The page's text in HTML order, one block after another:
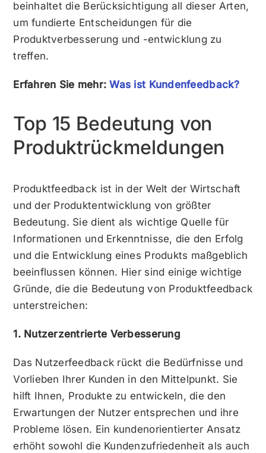
beinhaltet die Berücksichtigung all dieser Arten,
um fundierte Entscheidungen für die
Produktverbesserung und -entwicklung zu
treffen.
Erfahren Sie mehr:Was ist Kundenfeedback?
Top 15 Bedeutung von
Produktrückmeldungen
Produktfeedback ist in der Welt der Wirtschaft
und der Produktentwicklung von größter
Bedeutung. Sie dient als wichtige Quelle für
Informationen und Erkenntnisse, die den Erfolg
und die Entwicklung eines Produkts maßgeblich
beeinflussen können. Hier sind einige wichtige
Gründe, die die Bedeutung von Produktfeedback
unterstreichen:
1. Nutzerzentrierte Verbesserung
Das Nutzerfeedback rückt die Bedürfnisse und
Vorlieben Ihrer Kunden in den Mittelpunkt. Sie
hilft Ihnen, Produkte zu entwickeln, die den
Erwartungen der Nutzer entsprechen und ihre
Probleme lösen. Ein kundenorientierter Ansatz
erhöht sowohl die Kundenzufriedenheit als auch